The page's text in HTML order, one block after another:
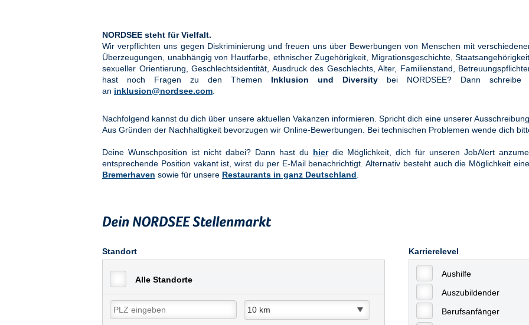
NORDSEE steht für Vielfalt.
Wir verpflichten uns gegen Diskriminierung und freuen uns über Bewerbungen von Menschen mit
Überzeugungen, unabhängig von Hautfarbe, ethnischer Zugehörigkeit, Migrationsgeschichte,
sexueller Orientierung, Geschlechtsidentität, Ausdruck des Geschlechts, Alter, Familienstand,
hast noch Fragen zu den Themen Inklusion und Diversity bei NORDSEE? Dann
an inklusion@nordsee.com
Nachfolgend kannst du dich über unsere aktuellen Vakanzen informieren. Spricht dich eine unserer
Aus Gründen der Nachhaltigkeit bevorzugen wir Online-Bewerbungen. Bei technischen Problemen wende dich
Deine Wunschposition ist nicht dabei? Dann hast du hierdie Möglichkeit, dich für unseren JobAlert
entsprechende Position vakant ist, wirst du per E-Mail benachrichtigt. Alternativ besteht auch die Möglichkeit
Bremerhaven sowie für unsere Restaurants in ganz Deutschland
Dein NORDSEE Stellenmarkt
Standort
Alle Standorte
Karrierelevel
Aushilfe
Auszubildender
Berufsanfänger